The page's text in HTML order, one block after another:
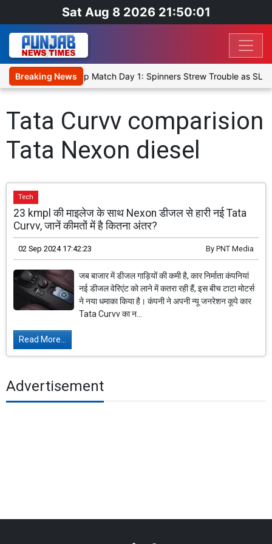
Sat Aug 8 2026 21:50:01
Breaking News
Cricket XI, Warm-Up Match Day 1: Spinners Strew Trouble as SLC
Tata Curvv comparision
Tata Nexon diesel
Tech
23 kmpl की माइलेज के साथ Nexon डीजल से हारी नई Tata
Curvv, जानें कीमतों में है कितना अंतर?
02 Sep 2024 17:42:23 By PNT Media
जब बाजार में डीजल गाड़ियों की कमी है, कार निर्माता कंपनियां
नई डीजल वेरिएंट को लाने में कतरा रही हैं, इस बीच टाटा मोटर्स
ने नया धमाका किया है। कंपनी ने अपनी न्यू जनरेशन कूपे कार
Tata Curvv का न...
Read More...
Advertisement